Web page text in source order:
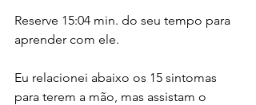
Reserve 15:04 min. do seu tempo para
aprender com ele.
Eu relacionei abaixo os 15 sintomas
para terem a mão, mas assistam o